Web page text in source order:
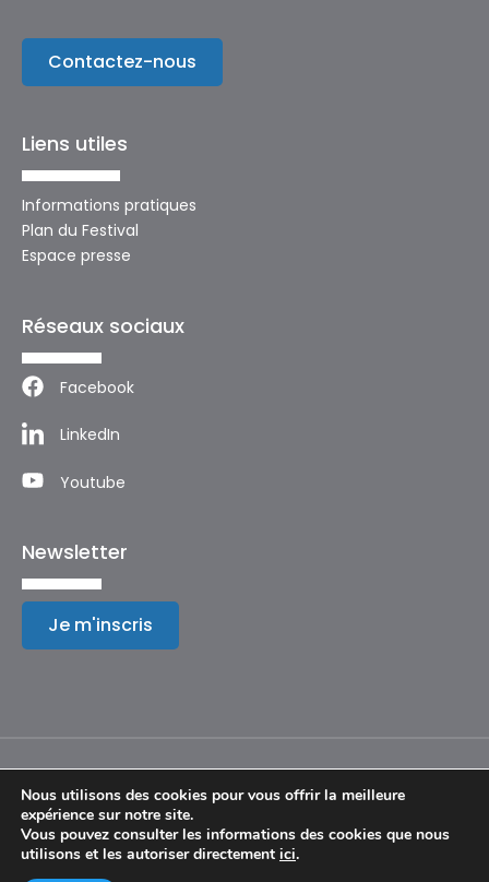
Contactez-nous
Liens utiles
Informations pratiques
Plan du Festival
Espace presse
Réseaux sociaux
Facebook
LinkedIn
Youtube
Newsletter
Je m'inscris
© Copyright 2024 – Festival International de Géographie
Mentions légales
Nous utilisons des cookies pour vous offrir la meilleure
expérience sur notre site.
Vous pouvez consulter les informations des cookies que nous
utilisons et les autoriser directement ici.